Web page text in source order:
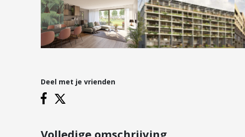
Financiële check
Banken
Duurzame hypotheek
Vestigingen
Deel met je vrienden
Volledige omschrijving